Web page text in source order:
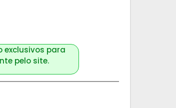
exclusivos para
pelo site.